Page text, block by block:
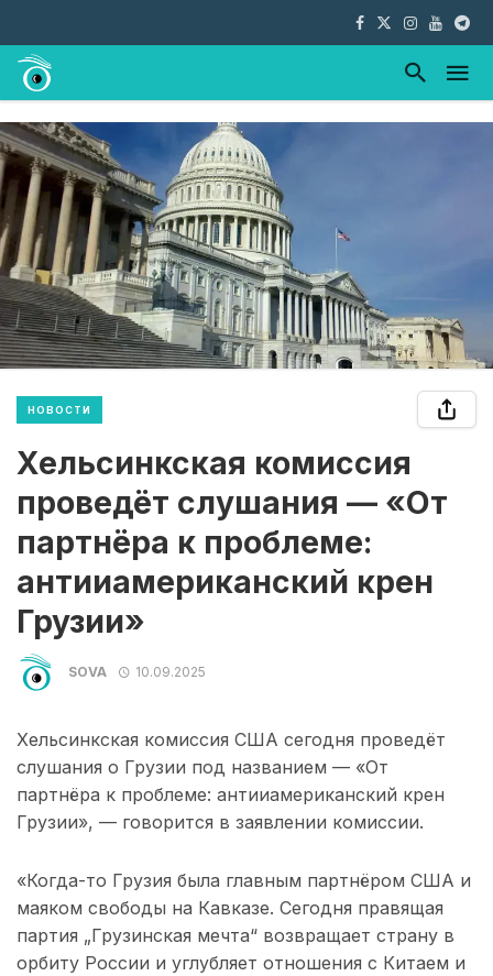
НОВОСТИ
Хельсинкская комиссия
проведёт слушания — «От
партнёра к проблеме:
антииамериканский крен
Грузии»
SOVA 10.09.2025
Хельсинкская комиссия США сегодня проведёт
слушания о Грузии под названием — «От
партнёра к проблеме: антииамериканский крен
Грузии», — говорится в заявлении комиссии.
«Когда-то Грузия была главным партнёром США и
маяком свободы на Кавказе. Сегодня правящая
партия „Грузинская мечта“ возвращает страну в
орбиту России и углубляет отношения с Китаем и